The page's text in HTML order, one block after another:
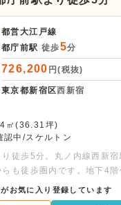
都営大江戸線
都庁前駅 徒歩5分
726,200 円(税抜)
東京都新宿区西新宿
㎡(36.31坪)
認中/スケルトン
徒歩5分。丸ノ内線西新
も徒歩圏内です。地下4
物件です。看板取り付けス
談可能です。
がお気に入り登録しています